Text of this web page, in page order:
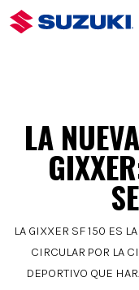
LA
LA GIXXER SF 150 ES
CIRCULAR POR LA
DEPORTIVO QUE